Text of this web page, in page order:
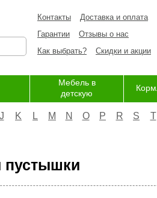
Контакты
Доставка и оплата
Гарантии
Отзывы о нас
Как выбрать?
Скидки и акции
Мебель в
детскую
J K L M N O P R S T
пустышки